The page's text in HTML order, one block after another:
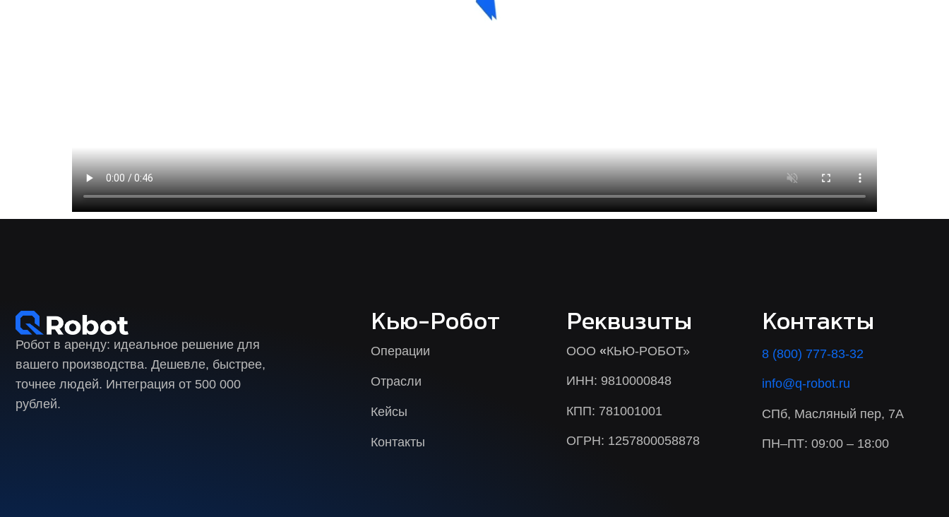
Робот в аренду: идеальное решение для
вашего производства. Дешевле, быстрее,
точнее людей. Интеграция от 500 000
рублей.
Кью-Робот
Операции
Отрасли
Кейсы
Контакты
Реквизиты
ООО«КЬЮ-РОБОТ»
ИНН: 9810000848
КПП: 781001001
ОГРН: 1257800058878
Контакты
8 (800) 777-83-32
info@q-robot.ru
СПб, Масляный пер, 7А
ПН–ПТ: 09:00 – 18:00